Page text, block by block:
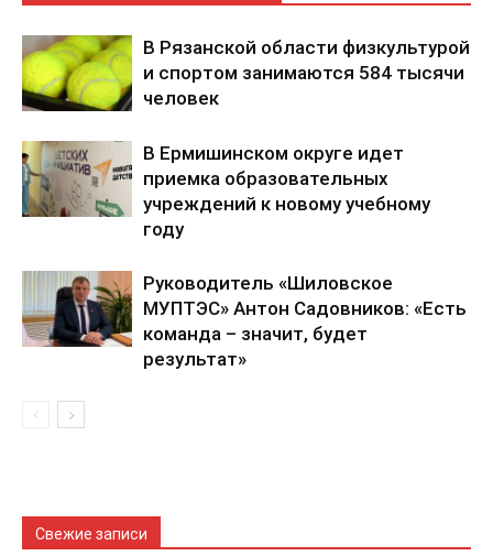
В Рязанской области физкультурой
и спортом занимаются 584 тысячи
человек
В Ермишинском округе идет
приемка образовательных
учреждений к новому учебному
году
Руководитель «Шиловское
МУПТЭС» Антон Садовников: «Есть
команда – значит, будет
результат»
Свежие записи